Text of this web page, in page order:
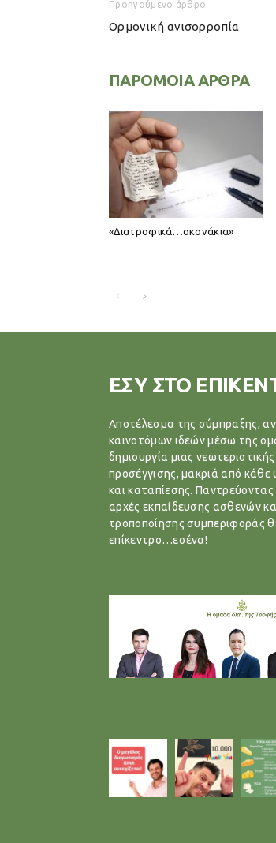
Προηγούμενο άρθρο
Ορμονική ανισορροπία
ΠΑΡΟΜΟΙΑ ΑΡΘΡΑ
«Διατροφικά…σκονάκια»
ΕΣΥ ΣΤΟ
Αποτέλεσμα της σύμπραξης,
καινοτόμων ιδεών μέσω της
δημιουργία μιας νεωτεριστικής
προσέγγισης, μακριά από κάθε
και καταπίεσης. Παντρεύοντας
αρχές εκπαίδευσης ασθενών
τροποποίησης συμπεριφοράς
επίκεντρο…εσένα!